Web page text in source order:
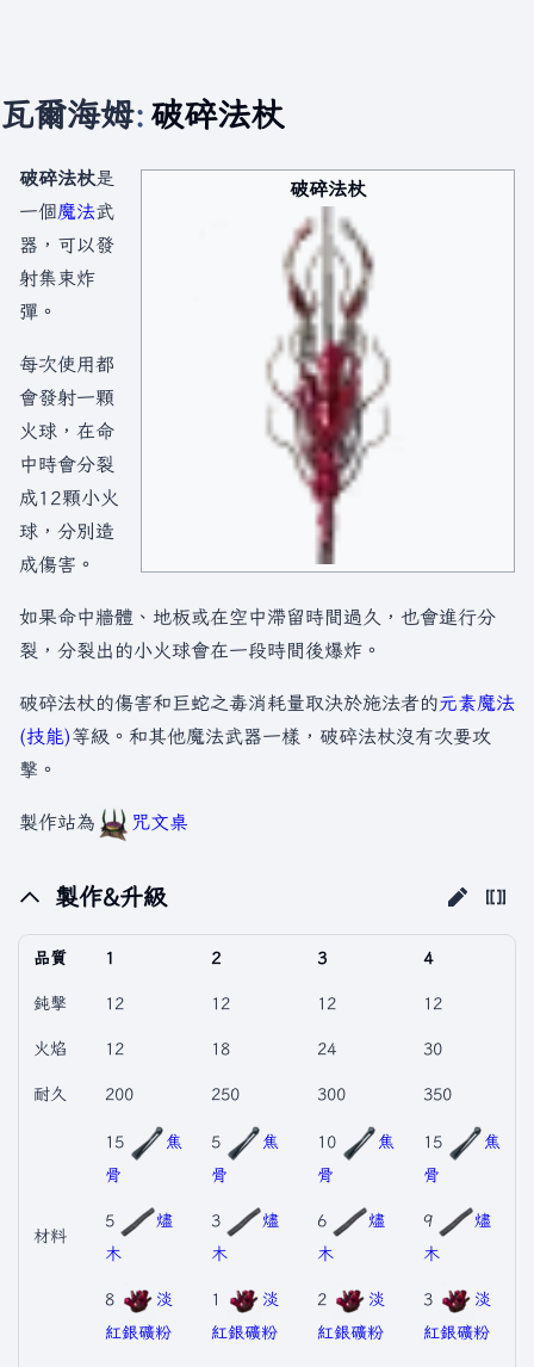
瓦爾海姆: 破碎法杖
破碎法杖
破碎法杖是
一個魔法武
器，可以發
射集束炸
彈。
每次使用都
會發射一顆
火球，在命
中時會分裂
成12顆小火
球，分別造
成傷害。
如果命中牆體、地板或在空中滯留時間過久，也會進行分
裂，分裂出的小火球會在一段時間後爆炸。
破碎法杖的傷害和巨蛇之毒消耗量取決於施法者的元素魔法
(技能)等級。和其他魔法武器一樣，破碎法杖沒有次要攻
擊。
製作站為 咒文桌
製作&升級
品質 1 2 3 4
鈍擊 12 12 12 12
火焰 12 18 24 30
耐久 200 250 300 350
材料
15
焦
骨
5
燼
木
8
淡
紅銀礦粉
5
焦
骨
3
燼
木
1
淡
紅銀礦粉
10
焦
骨
6
燼
木
2
淡
紅銀礦粉
15
焦
骨
9
燼
木
3
淡
紅銀礦粉